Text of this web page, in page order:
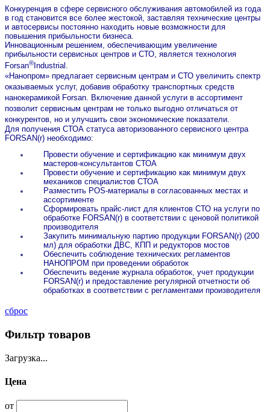
Конкуренция в сфере сервисного обслуживания автомобилей из года
в год становится все более жестокой, заставляя технические центры
и автосервисы постоянно находить новые возможности для
повышения прибыльности бизнеса.
Инновационным решением, обеспечивающим увеличение
прибыльности сервисных центров и СТО, является технология
Forsan®Industrial.
«Нанопром» предлагает сервисным центрам и СТО увеличить спектр
оказываемых услуг, добавив обработку транспортных средств
нанокерамикой Forsan. Включение данной услуги в ассортимент
позволит сервисным центрам не только выгодно отличаться от
конкурентов, но и улучшить свои экономические показатели.
Для получения СТОА статуса авторизованного сервисного центра
FORSAN(r) необходимо:
Провести обучение и сертификацию как минимум двух
мастеров-консультантов СТОА
Провести обучение и сертификацию как минимум двух
механиков специалистов СТОА
Разместить POS-материалы в согласованных местах и
ассортименте
Сформировать прайс-лист для клиентов СТО на услуги по
обработке FORSAN(r) в соответствии с ценовой политикой
производителя
Закупить минимальную партию продукции FORSAN(r) (200
мл) для обработки ДВС, КПП и редукторов мостов
Обеспечить соблюдение технических регламентов
НАНОПРОМ при проведении обработок
Обеспечить ведение журнала обработок, учет продукции
FORSAN(r) и предоставление регулярной отчетности об
обработках в соответствии с регламентами производителя
сброс
Фильтр товаров
Загрузка...
Цена
от